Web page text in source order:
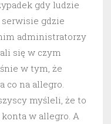
gdy ludzie
gdzie
administratorzy
się w czym
w tym, że
co na allegro.
myśleli, że to
w allegro. A